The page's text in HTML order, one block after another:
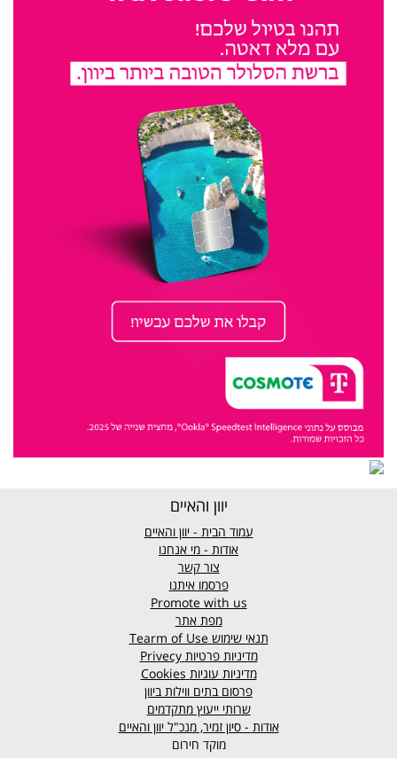
יוון והאיים
עמוד הבית - יוון והאיים
אודות - מי אנחנו
צור קשר
פרסמו איתנו
Promote with us
מפת אתר
תנאי שימוש
מדיניות פרטיות Privecy
מדיניות עוגיות Cookies
פרסום בתים ווילות ביוון
שרותי ייעוץ מתקדמים
אודות - סיון זמיר, מנכ"ל יוון והאיים
מוקד חירום